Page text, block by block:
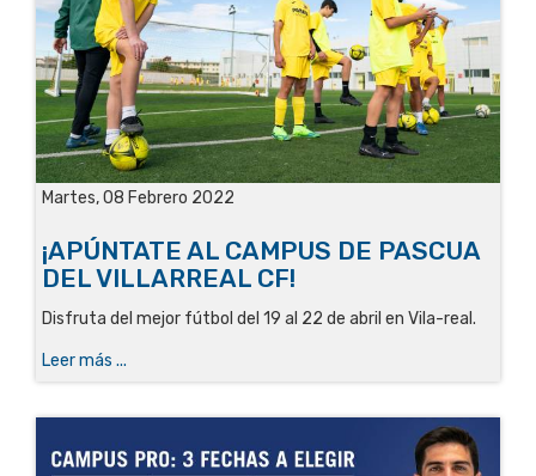
Martes, 08 Febrero 2022
¡APÚNTATE AL CAMPUS DE PASCUA
DEL VILLARREAL CF!
Disfruta del mejor fútbol del 19 al 22 de abril en Vila-real.
Leer más ...